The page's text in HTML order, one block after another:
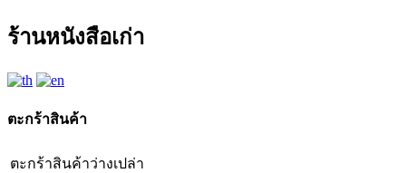
ร้านหนังสือเก่า
ตะกร้าสินค้า
ตะกร้าสินค้าว่างเปล่า